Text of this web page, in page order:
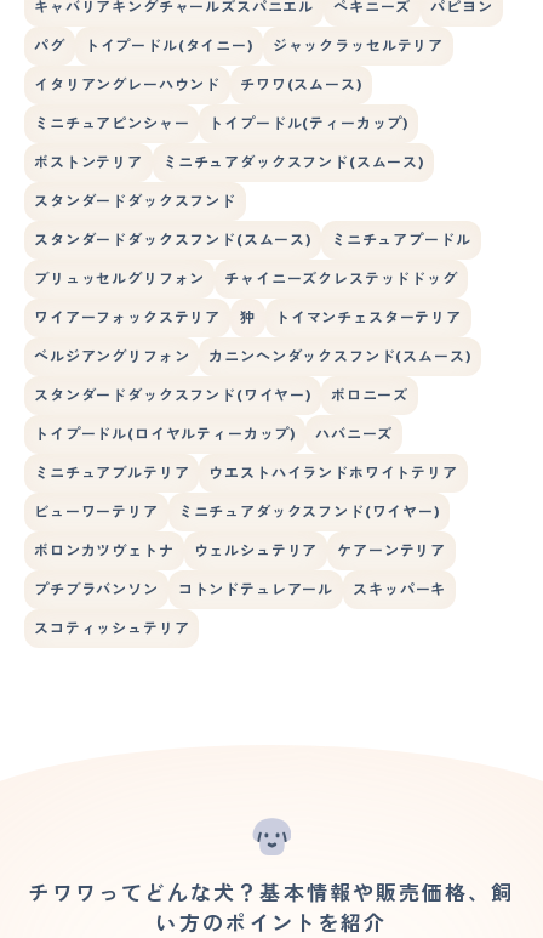
キャバリアキングチャールズスパニエル ペキニーズ パピヨン
パグ トイプードル(タイニー) ジャックラッセルテリア
イタリアングレーハウンド チワワ(スムース)
ミニチュアピンシャー トイプードル(ティーカップ)
ボストンテリア ミニチュアダックスフンド(スムース)
スタンダードダックスフンド
スタンダードダックスフンド(スムース) ミニチュアプードル
ブリュッセルグリフォン チャイニーズクレステッドドッグ
ワイアーフォックステリア 狆 トイマンチェスターテリア
ベルジアングリフォン カニンヘンダックスフンド(スムース)
スタンダードダックスフンド(ワイヤー) ボロニーズ
トイプードル(ロイヤルティーカップ) ハバニーズ
ミニチュアブルテリア ウエストハイランドホワイトテリア
ビューワーテリア ミニチュアダックスフンド(ワイヤー)
ボロンカツヴェトナ ウェルシュテリア ケアーンテリア
プチブラバンソン コトンドテュレアール スキッパーキ
スコティッシュテリア
チワワってどんな犬？基本情報や販売価格、飼
い方のポイントを紹介